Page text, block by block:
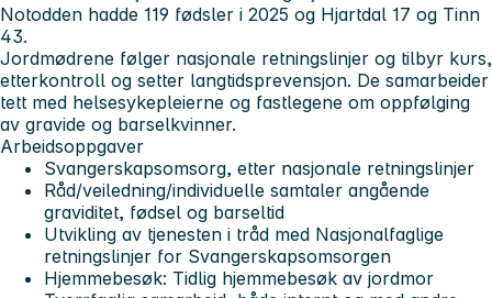
Notodden hadde 119 fødsler i 2025 og Hjartdal 17 og Tinn
43.
Jordmødrene følger nasjonale retningslinjer og tilbyr kurs,
etterkontroll og setter langtidsprevensjon. De samarbeider
tett med helsesykepleierne og fastlegene om oppfølging
av gravide og barselkvinner.
Arbeidsoppgaver
Svangerskapsomsorg, etter nasjonale retningslinjer
Råd/veiledning/individuelle samtaler angående
graviditet, fødsel og barseltid
Utvikling av tjenesten i tråd med Nasjonalfaglige
retningslinjer for Svangerskapsomsorgen
Hjemmebesøk: Tidlig hjemmebesøk av jordmor